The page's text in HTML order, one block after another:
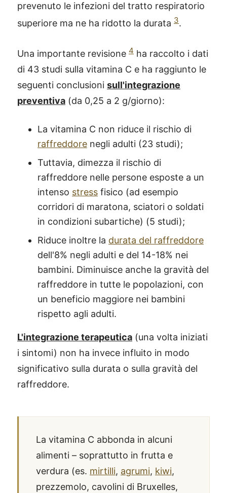
prevenuto le infezioni del tratto respiratorio
superiore ma ne ha ridotto la durata 3.
Una importante revisione 4 ha raccolto i dati
di 43 studi sulla vitamina C e ha raggiunto le
seguenti conclusioni sull'integrazione
preventiva (da 0,25 a 2 g/giorno):
La vitamina C non riduce il rischio di
raffreddore negli adulti (23 studi);
Tuttavia, dimezza il rischio di
raffreddore nelle persone esposte a un
intenso stress fisico (ad esempio
corridori di maratona, sciatori o soldati
in condizioni subartiche) (5 studi);
Riduce inoltre la durata del raffreddore
dell'8% negli adulti e del 14-18% nei
bambini. Diminuisce anche la gravità del
raffreddore in tutte le popolazioni, con
un beneficio maggiore nei bambini
rispetto agli adulti.
L'integrazione terapeutica (una volta iniziati
i sintomi) non ha invece influito in modo
significativo sulla durata o sulla gravità del
raffreddore.
La vitamina C abbonda in alcuni
alimenti – soprattutto in frutta e
verdura (es. mirtilli, agrumi, kiwi,
prezzemolo, cavolini di Bruxelles,